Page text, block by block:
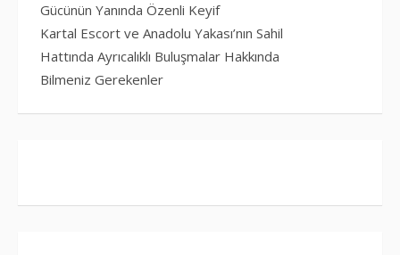
Gücünün Yanında Özenli Keyif
Kartal Escort ve Anadolu Yakası’nın Sahil
Hattında Ayrıcalıklı Buluşmalar Hakkında
Bilmeniz Gerekenler